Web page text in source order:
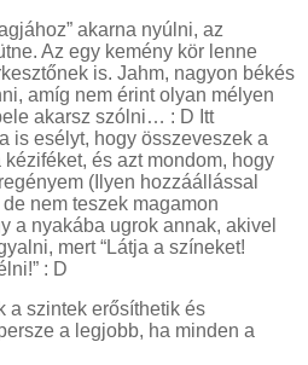
akarna nyúlni, az
Az egy kemény kör lenne
is. Jahm, nagyon békés
amíg nem érint olyan mélyen
akarsz szólni… : D Itt
is esélyt, hogy összeveszek a
és azt mondom, hogy
(Ilyen hozzáállással
nem teszek magamon
a nyakába ugrok annak, akivel
mert “Látja a színeket!
: D
a szintek erősíthetik és
a legjobb, ha minden a